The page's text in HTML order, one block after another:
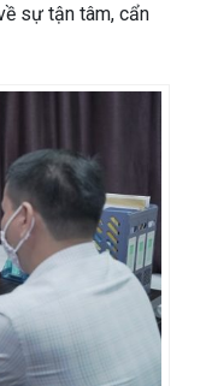
sự tận tâm, cẩn